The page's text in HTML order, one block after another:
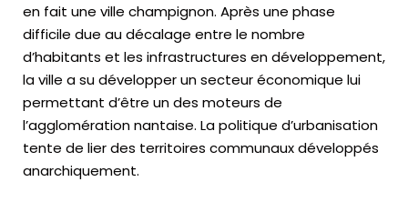
en fait une ville champignon. Après une phase
difficile due au décalage entre le nombre
d’habitants et les infrastructures en développement,
la ville a su développer un secteur économique lui
permettant d’être un des moteurs de
l’agglomération nantaise. La politique d’urbanisation
tente de lier des territoires communaux développés
anarchiquement.